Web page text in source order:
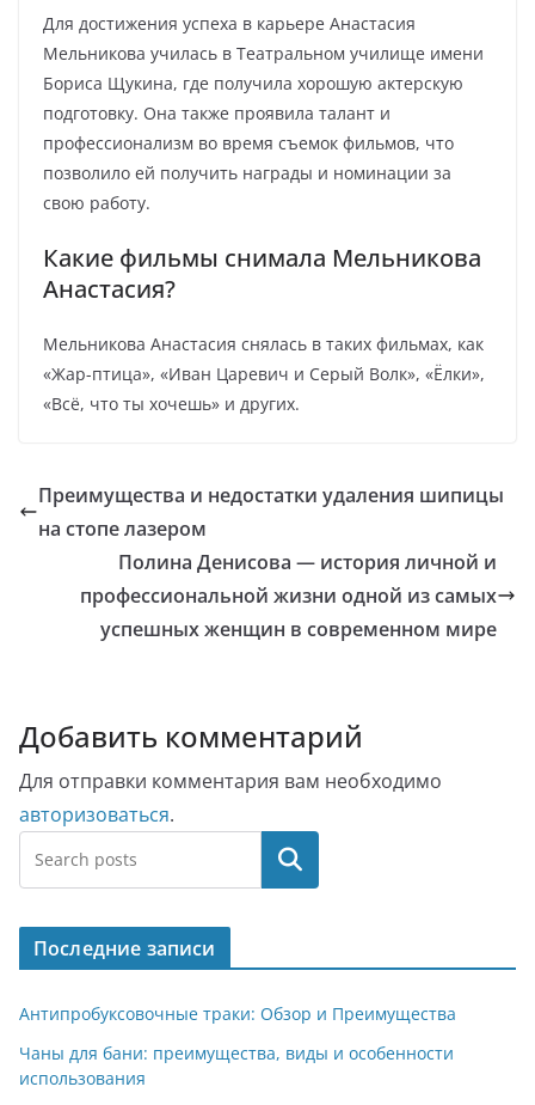
Для достижения успеха в карьере Анастасия
Мельникова училась в Театральном училище имени
Бориса Щукина, где получила хорошую актерскую
подготовку. Она также проявила талант и
профессионализм во время съемок фильмов, что
позволило ей получить награды и номинации за
свою работу.
Какие фильмы снимала Мельникова
Анастасия?
Мельникова Анастасия снялась в таких фильмах, как
«Жар-птица», «Иван Царевич и Серый Волк», «Ёлки»,
«Всё, что ты хочешь» и других.
Преимущества и недостатки удаления шипицы
на стопе лазером
Полина Денисова — история личной и
профессиональной жизни одной из самых
успешных женщин в современном мире
Добавить комментарий
Для отправки комментария вам необходимо
авторизоваться.
Поиск
Последние записи
Антипробуксовочные траки: Обзор и Преимущества
Чаны для бани: преимущества, виды и особенности
использования